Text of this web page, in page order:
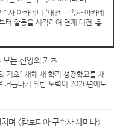
사 아카데미 ‘대전 구속사 아카데
터 활동을 시작하여 현재 대전·충
배경을 가진 80여 명의 목회자,
하...
보는 신앙의 기초
기초” 새해 새 학기 성경학교를 새
거듭나기 위한 노력이 2026년에도
운데, 이번 호는 영아부, 유치부,
다. ...
며 <캄보디아 구속사 세미나>